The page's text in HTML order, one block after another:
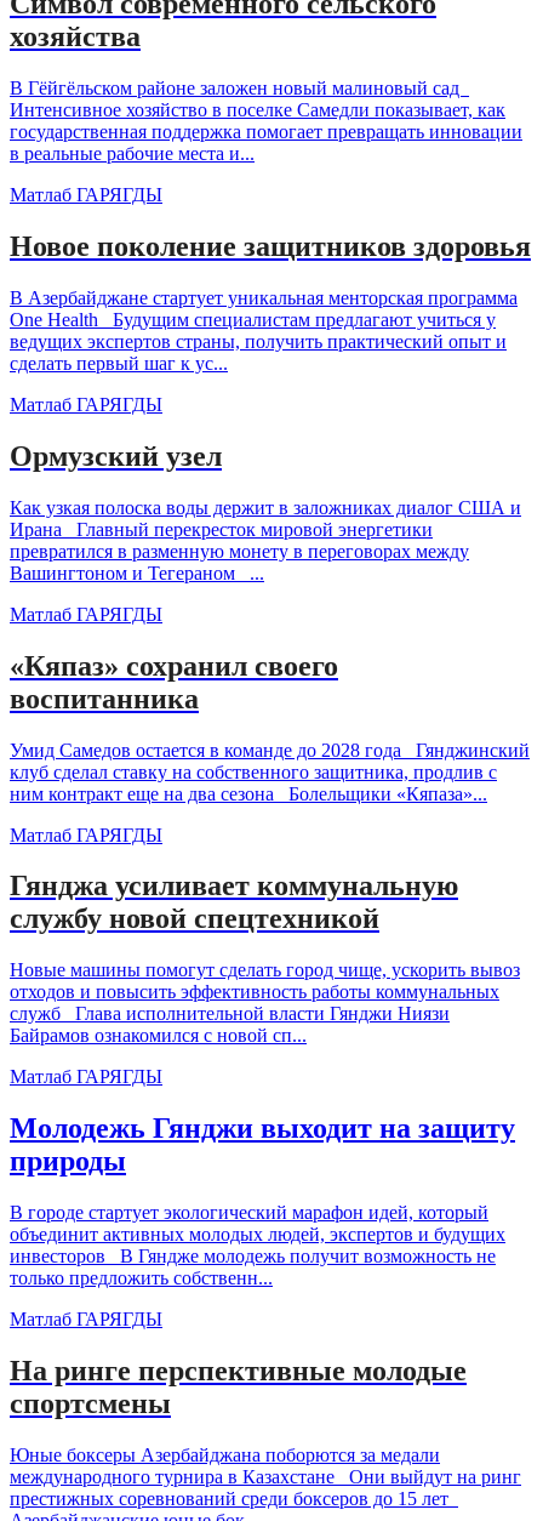
хозяйства
В Гёйгёльском районе заложен новый малиновый сад
Интенсивное хозяйство в поселке Самедли показывает, как
государственная поддержка помогает превращать инновации
в реальные рабочие места и...
Матлаб ГАРЯГДЫ
Новое поколение защитников здоровья
В Азербайджане стартует уникальная менторская программа
One Health Будущим специалистам предлагают учиться у
ведущих экспертов страны, получить практический опыт и
сделать первый шаг к ус...
Матлаб ГАРЯГДЫ
Ормузский узел
Как узкая полоска воды держит в заложниках диалог США и
Ирана Главный перекресток мировой энергетики
превратился в разменную монету в переговорах между
Вашингтоном и Тегераном ...
Матлаб ГАРЯГДЫ
«Кяпаз» сохранил своего
воспитанника
Умид Самедов остается в команде до 2028 года Гянджинский
клуб сделал ставку на собственного защитника, продлив с
ним контракт еще на два сезона Болельщики «Кяпаза»...
Матлаб ГАРЯГДЫ
Гянджа усиливает коммунальную
службу новой спецтехникой
Новые машины помогут сделать город чище, ускорить вывоз
отходов и повысить эффективность работы коммунальных
служб Глава исполнительной власти Гянджи Ниязи
Байрамов ознакомился с новой сп...
Матлаб ГАРЯГДЫ
Молодежь Гянджи выходит на защиту
природы
В городе стартует экологический марафон идей, который
объединит активных молодых людей, экспертов и будущих
инвесторов В Гяндже молодежь получит возможность не
только предложить собственн...
Матлаб ГАРЯГДЫ
На ринге перспективные молодые
спортсмены
Юные боксеры Азербайджана поборются за медали
международного турнира в Казахстане Они выйдут на ринг
престижных соревнований среди боксеров до 15 лет